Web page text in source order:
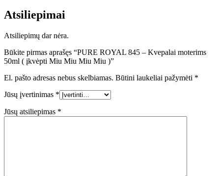
Atsiliepimai
Atsiliepimų dar nėra.
Būkite pirmas aprašęs “PURE ROYAL 845 – Kvepalai moterims
50ml ( įkvėpti Miu Miu Miu Miu )”
El. pašto adresas nebus skelbiamas. Būtini laukeliai pažymėti *
Jūsų įvertinimas *
Jūsų atsiliepimas *